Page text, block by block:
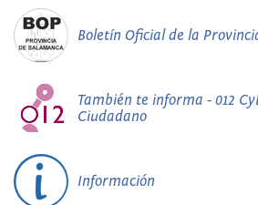
Boletín Oficial de la
También te informa - 012
Ciudadano
Información